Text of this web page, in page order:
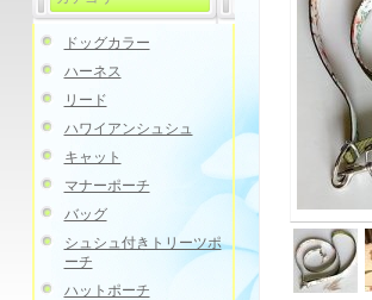
ドッグカラー
ハーネス
リード
ハワイアンシュシュ
キャット
マナーポーチ
バッグ
シュシュ付きトリーツポ
ーチ
ハットポーチ